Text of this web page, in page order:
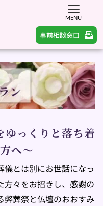
MENU
事前相談窓口
ゆっくりと落ち着
へ～
儀とは別にお世話になっ
方々をお招きし、感謝の
弊葬祭と仏壇のおおすみ